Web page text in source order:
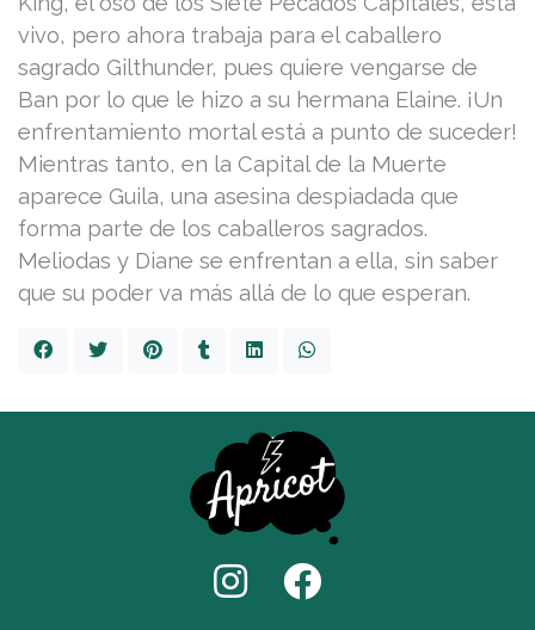
vivo, pero ahora trabaja para el caballero
sagrado Gilthunder, pues quiere vengarse de
Ban por lo que le hizo a su hermana Elaine. ¡Un
enfrentamiento mortal está a punto de suceder!
Mientras tanto, en la Capital de la Muerte
aparece Guila, una asesina despiadada que
forma parte de los caballeros sagrados.
Meliodas y Diane se enfrentan a ella, sin saber
que su poder va más allá de lo que esperan.